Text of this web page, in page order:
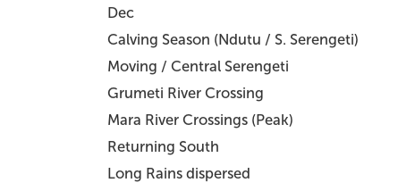
Dec
Calving Season (Ndutu / S. Serengeti)
Moving / Central Serengeti
Grumeti River Crossing
Mara River Crossings (Peak)
Returning South
Long Rains dispersed